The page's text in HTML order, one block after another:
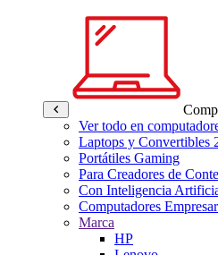
Ver todo en
Laptops y Convertibles
Portátiles Gaming
Para Creadores de
Con Inteligencia
Computadores
Marca
HP